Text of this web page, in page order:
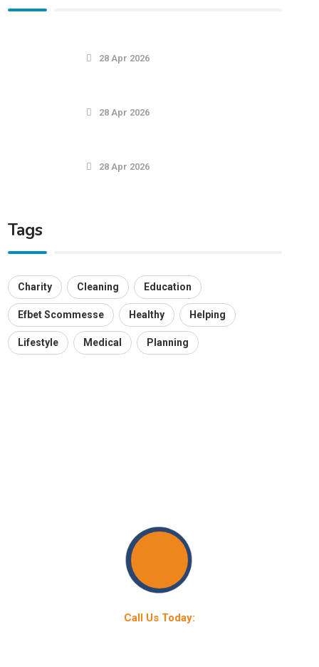
28 Apr 2026
28 Apr 2026
28 Apr 2026
Tags
Charity Cleaning Education
Efbet Scommesse Healthy Helping
Lifestyle Medical Planning
Call Us Today: